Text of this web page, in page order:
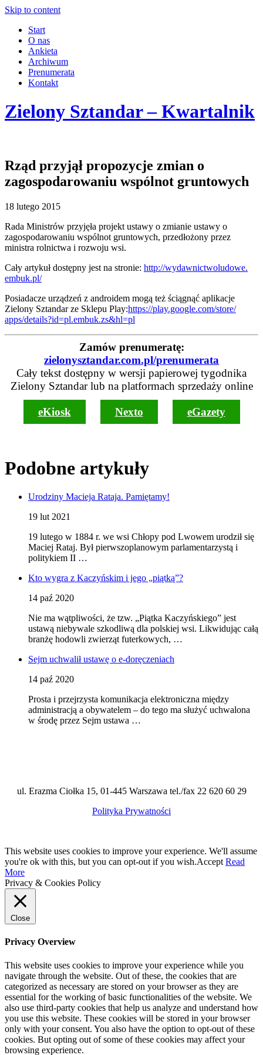
Skip to content
Start
O nas
Ankieta
Archiwum
Prenumerata
Kontakt
Zielony Sztandar – Kwartalnik
Rząd przyjął propozycje zmian o
zagospodarowaniu wspólnot gruntowych
18 lutego 2015
Rada Ministrów przyjęła projekt ustawy o zmianie ustawy o
zagospodarowaniu wspólnot gruntowych, przedłożony przez
ministra rolnictwa i rozwoju wsi.
Cały artykuł dostępny jest na stronie: http://wydawnictwoludowe.
embuk.pl/
Posiadacze urządzeń z androidem mogą też ściągnąć aplikacje
Zielony Sztandar ze Sklepu Play:https://play.google.com/store/
apps/details?id=pl.embuk.zs&hl=pl
Zamów prenumeratę:
zielonysztandar.com.pl/prenumerata
Cały tekst dostępny w wersji papierowej tygodnika
Zielony Sztandar lub na platformach sprzedaży online
eKiosk Nexto eGazety
Podobne artykuły
Urodziny Macieja Rataja. Pamiętamy!
19 lut 2021
19 lutego w 1884 r. we wsi Chłopy pod Lwowem urodził się
Maciej Rataj. Był pierwszoplanowym parlamentarzystą i
politykiem II …
Kto wygra z Kaczyńskim i jego „piątką”?
14 paź 2020
Nie ma wątpliwości, że tzw. „Piątka Kaczyńskiego” jest
ustawą niebywale szkodliwą dla polskiej wsi. Likwidując całą
branżę hodowli zwierząt futerkowych, …
Sejm uchwalił ustawę o e-doręczeniach
14 paź 2020
Prosta i przejrzysta komunikacja elektroniczna między
administracją a obywatelem – do tego ma służyć uchwalona
w środę przez Sejm ustawa …
ul. Erazma Ciołka 15, 01-445 Warszawa tel./fax 22 620 60 29
Polityka Prywatności
This website uses cookies to improve your experience. We'll assume
you're ok with this, but you can opt-out if you wish.Accept Read
More
Privacy & Cookies Policy
Close
Privacy Overview
This website uses cookies to improve your experience while you
navigate through the website. Out of these, the cookies that are
categorized as necessary are stored on your browser as they are
essential for the working of basic functionalities of the website. We
also use third-party cookies that help us analyze and understand how
you use this website. These cookies will be stored in your browser
only with your consent. You also have the option to opt-out of these
cookies. But opting out of some of these cookies may affect your
browsing experience.